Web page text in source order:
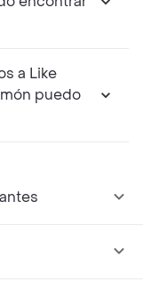
a Like
puedo